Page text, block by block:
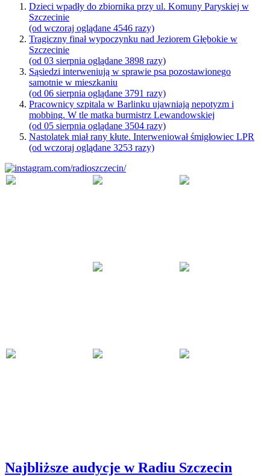
Dzieci wpadły do zbiornika przy ul. Komuny Paryskiej w
Szczecinie
(od wczoraj oglądane 4546 razy)
Tragiczny finał wypoczynku nad Jeziorem Głębokie w
Szczecinie
(od 03 sierpnia oglądane 3898 razy)
Sąsiedzi interweniują w sprawie psa pozostawionego
samotnie w mieszkaniu
(od 06 sierpnia oglądane 3791 razy)
Pracownicy szpitala w Barlinku ujawniają nepotyzm i
mobbing. W tle matka burmistrz Lewandowskiej
(od 05 sierpnia oglądane 3504 razy)
Nastolatek miał rany kłute. Interweniował śmigłowiec LPR
(od wczoraj oglądane 3253 razy)
Najbliższe audycje w Radiu Szczecin